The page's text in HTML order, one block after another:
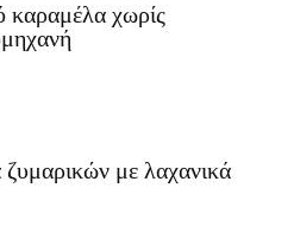
καραμέλα χωρίς
με λαχανικά